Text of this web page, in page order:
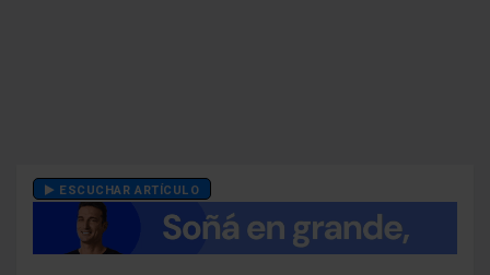
ESCUCHAR ARTÍCULO